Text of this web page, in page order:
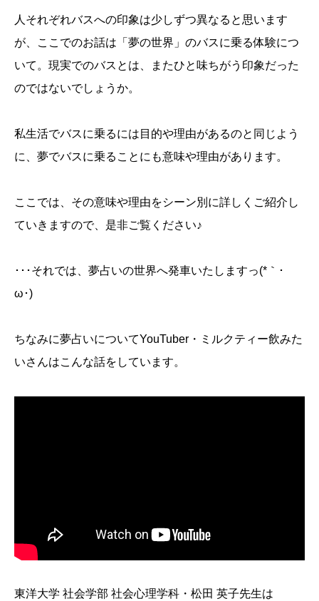
人それぞれバスへの印象は少しずつ異なると思います
が、ここでのお話は「夢の世界」のバスに乗る体験につ
いて。現実でのバスとは、またひと味ちがう印象だった
のではないでしょうか。
私生活でバスに乗るには目的や理由があるのと同じよう
に、夢でバスに乗ることにも意味や理由があります。
ここでは、その意味や理由をシーン別に詳しくご紹介し
ていきますので、是非ご覧ください♪
･･･それでは、夢占いの世界へ発車いたしますっ(*｀･
ω･)ゞ
ちなみに夢占いについてYouTuber・ミルクティー飲みた
いさんはこんな話をしています。
東洋大学 社会学部 社会心理学科・松田 英子先生は